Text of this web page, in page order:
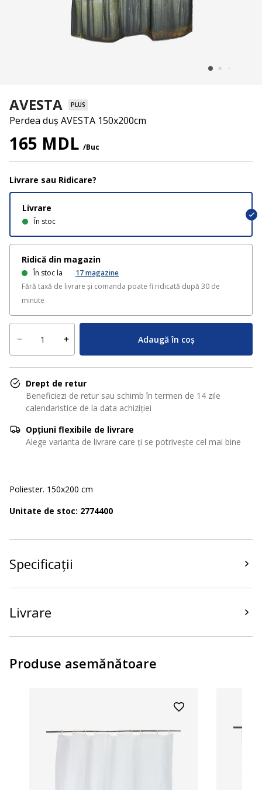
AVESTA PLUS
Perdea duș AVESTA 150x200cm
165 MDL /Buc
Livrare sau Ridicare?
Livrare
În stoc
Ridică din magazin
În stoc la 17magazine
Fără taxă de livrare și comanda poate fi ridicată după 30 de
minute
Adaugă în coș
Drept de retur
Beneficiezi de retur sau schimb în termen de 14 zile
calendaristice de la data achiziției
Opțiuni flexibile de livrare
Alege varianta de livrare care ți se potrivește cel mai bine
Poliester. 150x200 cm
Unitate de stoc: 2774400
Specificații
Livrare
Produse asemănătoare